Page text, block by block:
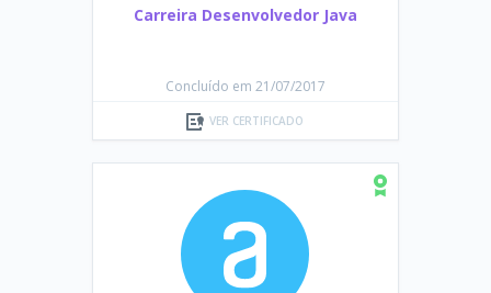
Carreira Desenvolvedor Java
Concluído em 21/07/2017
VER CERTIFICADO